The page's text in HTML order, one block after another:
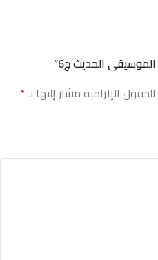
الحقول الإلزامية مشار إليها بـ*